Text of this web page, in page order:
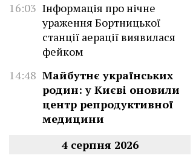
16:03 Інформація про нічне
ураження Бортницької
станції аерації виявилася
фейком
14:48 Майбутнє українських
родин: у Києві оновили
центр репродуктивної
медицини
4 серпня 2026